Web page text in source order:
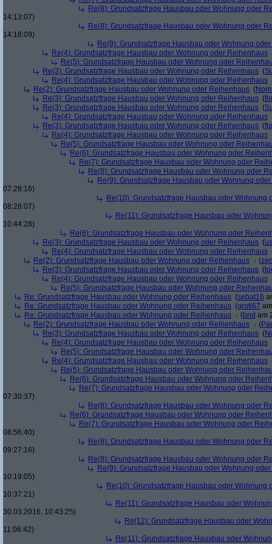
Re(8): Grundsatzfrage Hausbau oder Wohnung oder
14:13:07)
Re(8): Grundsatzfrage Hausbau oder Wohnung oder
14:18:09)
Re(9): Grundsatzfrage Hausbau oder Wohnung
Re(4): Grundsatzfrage Hausbau oder Wohnung oder Reihenhaus
Re(5): Grundsatzfrage Hausbau oder Wohnung oder
Re(3): Grundsatzfrage Hausbau oder Wohnung oder Reihenhaus (
Re(4): Grundsatzfrage Hausbau oder Wohnung oder Reihenhaus
Re(2): Grundsatzfrage Hausbau oder Wohnung oder Reihenhaus (
Re(3): Grundsatzfrage Hausbau oder Wohnung oder Reihenhaus (
Re(3): Grundsatzfrage Hausbau oder Wohnung oder Reihenhaus (
Re(4): Grundsatzfrage Hausbau oder Wohnung oder Reihenhaus
Re(3): Grundsatzfrage Hausbau oder Wohnung oder Reihenhaus (
Re(4): Grundsatzfrage Hausbau oder Wohnung oder Reihenhaus
Re(5): Grundsatzfrage Hausbau oder Wohnung oder
Re(6): Grundsatzfrage Hausbau oder Wohnung oder
Re(7): Grundsatzfrage Hausbau oder Wohnung oder
Re(8): Grundsatzfrage Hausbau oder Wohnung oder
Re(9): Grundsatzfrage Hausbau oder Wohnung
07:28:16)
Re(10): Grundsatzfrage Hausbau oder Wohnung
08:28:07)
Re(11): Grundsatzfrage Hausbau oder
10:44:28)
Re(6): Grundsatzfrage Hausbau oder Wohnung oder
Re(3): Grundsatzfrage Hausbau oder Wohnung oder Reihenhaus (
Re(4): Grundsatzfrage Hausbau oder Wohnung oder Reihenhaus
Re(2): Grundsatzfrage Hausbau oder Wohnung oder Reihenhaus
(
Re(3): Grundsatzfrage Hausbau oder Wohnung oder Reihenhaus (
Re(4): Grundsatzfrage Hausbau oder Wohnung oder Reihenhaus
Re(5): Grundsatzfrage Hausbau oder Wohnung oder
Re: Grundsatzfrage Hausbau oder Wohnung oder Reihenhaus (sebat16
Re: Grundsatzfrage Hausbau oder Wohnung oder Reihenhaus (groti67
Re: Grundsatzfrage Hausbau oder Wohnung oder Reihenhaus
(bnd am
Re(2): Grundsatzfrage Hausbau oder Wohnung oder Reihenhaus
(
Re(3): Grundsatzfrage Hausbau oder Wohnung oder Reihenhaus (
Re(4): Grundsatzfrage Hausbau oder Wohnung oder Reihenhaus
Re(5): Grundsatzfrage Hausbau oder Wohnung oder
Re(4): Grundsatzfrage Hausbau oder Wohnung oder Reihenhaus
Re(5): Grundsatzfrage Hausbau oder Wohnung oder
Re(6): Grundsatzfrage Hausbau oder Wohnung oder
Re(7): Grundsatzfrage Hausbau oder Wohnung oder
07:30:37)
Re(8): Grundsatzfrage Hausbau oder Wohnung oder
Re(6): Grundsatzfrage Hausbau oder Wohnung oder
Re(7): Grundsatzfrage Hausbau oder Wohnung oder
08:56:40)
Re(8): Grundsatzfrage Hausbau oder Wohnung oder
09:27:16)
Re(8): Grundsatzfrage Hausbau oder Wohnung oder
Re(9): Grundsatzfrage Hausbau oder Wohnung
10:19:05)
Re(10): Grundsatzfrage Hausbau oder Wohnung
10:37:21)
Re(11): Grundsatzfrage Hausbau oder
30.03.2016, 10:43:25)
Re(12): Grundsatzfrage Hausbau oder
11:06:42)
Re(11): Grundsatzfrage Hausbau oder